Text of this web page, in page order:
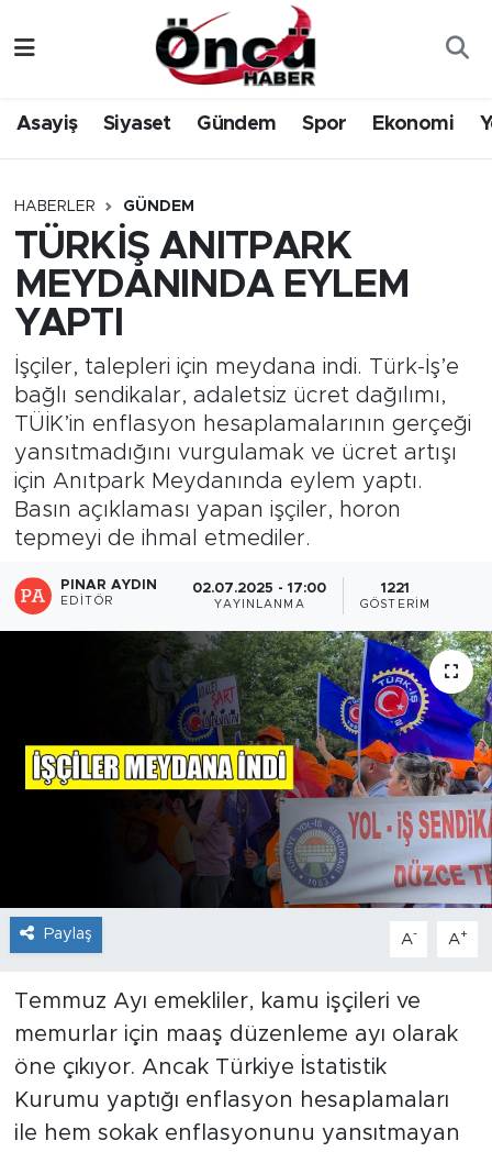
Asayiş Siyaset Gündem Spor Ekonomi
HABERLER GÜNDEM
TÜRKİŞ ANITPARK
MEYDANINDA EYLEM
YAPTI
İşçiler, talepleri için meydana indi. Türk-İş’e
bağlı sendikalar, adaletsiz ücret dağılımı,
TÜİK’in enflasyon hesaplamalarının gerçeği
yansıtmadığını vurgulamak ve ücret artışı
için Anıtpark Meydanında eylem yaptı.
Basın açıklaması yapan işçiler, horon
tepmeyi de ihmal etmediler.
PINAR AYDIN
EDITÖR
02.07.2025 - 17:00
YAYINLANMA
1221
GÖSTERIM
Paylaş A- A+
Temmuz Ayı emekliler, kamu işçileri ve
memurlar için maaş düzenleme ayı olarak
öne çıkıyor. Ancak Türkiye İstatistik
Kurumu yaptığı enflasyon hesaplamaları
ile hem sokak enflasyonunu yansıtmayan
Gündem
Sağlık & Çevre
Spor
Siyaset
Yerel Haber
Öncü Radyo Dinle
Öncü TV İzle
Düzce Nöbetçi Eczaneler
Düzce Hava Durumu
Düzce Namaz Vakitleri
Düzce Trafik Yoğunluk Haritası
Süper Lig Puan Durumu ve Fikstür
Tüm Manşetler
Son Dakika Haberleri
Haber Arşivi